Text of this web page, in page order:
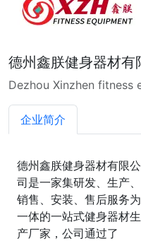
德州鑫朕健身器材有
Dezhou Xinzhen fitness
企业简介
德州鑫朕健身器材有限公
司是一家集研发、生产、
销售、安装、售后服务为
一体的一站式健身器材生
产厂家，公司通过了